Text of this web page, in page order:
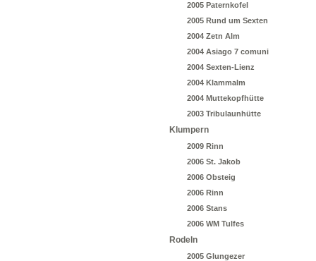
2005 Paternkofel
2005 Rund um Sexten
2004 Zetn Alm
2004 Asiago 7 comuni
2004 Sexten-Lienz
2004 Klammalm
2004 Muttekopfhütte
2003 Tribulaunhütte
Klumpern
2009 Rinn
2006 St. Jakob
2006 Obsteig
2006 Rinn
2006 Stans
2006 WM Tulfes
Rodeln
2005 Glungezer